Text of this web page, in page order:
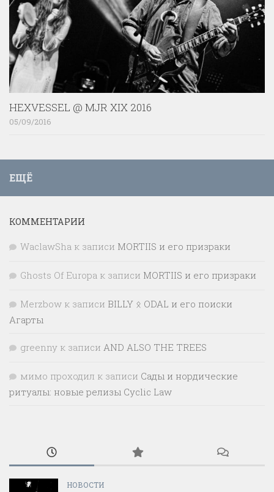
HEXVESSEL @ MJR XIX 2016
05/09/2016
ЕЩЁ
КОММЕНТАРИИ
WaclawSha к записи MORTIIS и его призраки
Ghosts Of Europa к записи MORTIIS и его призраки
Merzbow к записи BILLY ᛟ ODAL и его поиски
Агарты
greenny к записи AND ALSO THE TREES
мимо проходил к записи Сады и нордические
ритуалы: новые релизы Cyclic Law
НОВОСТИ